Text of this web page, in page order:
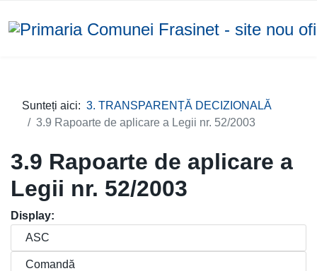
Sunteți aici: 3. TRANSPARENȚĂ DECIZIONALĂ
3.9 Rapoarte de aplicare a Legii nr. 52/2003
3.9 Rapoarte de aplicare a
Legii nr. 52/2003
Display: